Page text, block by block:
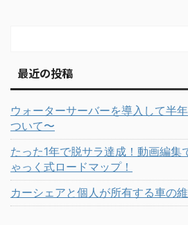
最近の投稿
ウォーターサーバーを導入して半
ついて〜
たった1年で脱サラ達成！動画編集
ゃっく式ロードマップ！
カーシェアと個人が所有する車の